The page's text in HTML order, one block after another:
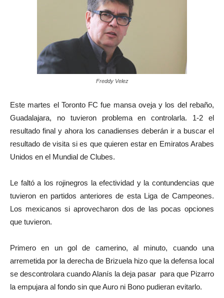
Freddy Velez
Este martes el Toronto FC fue mansa oveja y los del rebaño,
Guadalajara, no tuvieron problema en controlarla. 1-2 el
resultado final y ahora los canadienses deberán ir a buscar el
resultado de visita si es que quieren estar en Emiratos Arabes
Unidos en el Mundial de Clubes.
Le faltó a los rojinegros la efectividad y la contundencias que
tuvieron en partidos anteriores de esta Liga de Campeones.
Los mexicanos si aprovecharon dos de las pocas opciones
que tuvieron.
Primero en un gol de camerino, al minuto, cuando una
arremetida por la derecha de Brizuela hizo que la defensa local
se descontrolara cuando Alanís la deja pasar para que Pizarro
la empujara al fondo sin que Auro ni Bono pudieran evitarlo.